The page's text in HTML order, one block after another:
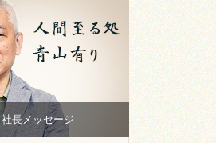
社長メッセージ